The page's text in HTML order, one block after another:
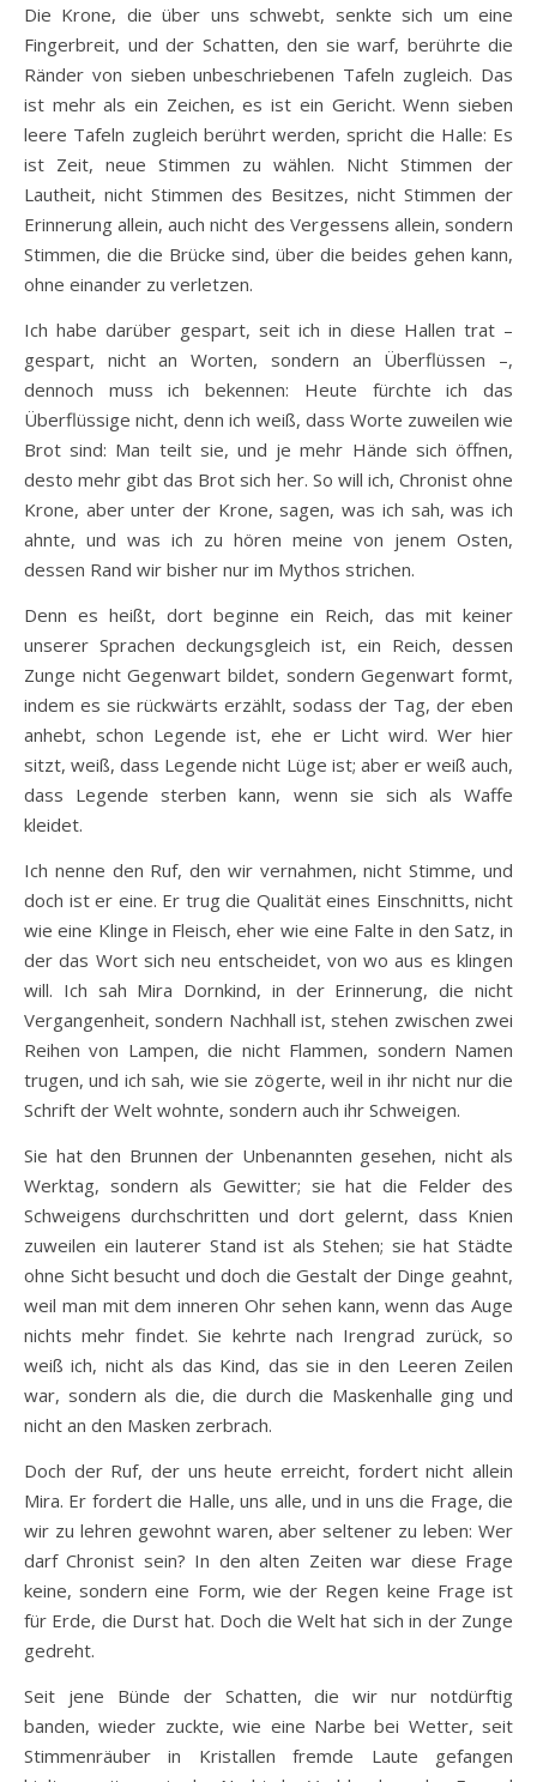
Die Krone, die über uns schwebt, senkte sich um eine
Fingerbreit, und der Schatten, den sie warf, berührte die
Ränder von sieben unbeschriebenen Tafeln zugleich. Das
ist mehr als ein Zeichen, es ist ein Gericht. Wenn sieben
leere Tafeln zugleich berührt werden, spricht die Halle: Es
ist Zeit, neue Stimmen zu wählen. Nicht Stimmen der
Lautheit, nicht Stimmen des Besitzes, nicht Stimmen der
Erinnerung allein, auch nicht des Vergessens allein, sondern
Stimmen, die die Brücke sind, über die beides gehen kann,
ohne einander zu verletzen.
Ich habe darüber gespart, seit ich in diese Hallen trat –
gespart, nicht an Worten, sondern an Überflüssen –,
dennoch muss ich bekennen: Heute fürchte ich das
Überflüssige nicht, denn ich weiß, dass Worte zuweilen wie
Brot sind: Man teilt sie, und je mehr Hände sich öffnen,
desto mehr gibt das Brot sich her. So will ich, Chronist ohne
Krone, aber unter der Krone, sagen, was ich sah, was ich
ahnte, und was ich zu hören meine von jenem Osten,
dessen Rand wir bisher nur im Mythos strichen.
Denn es heißt, dort beginne ein Reich, das mit keiner
unserer Sprachen deckungsgleich ist, ein Reich, dessen
Zunge nicht Gegenwart bildet, sondern Gegenwart formt,
indem es sie rückwärts erzählt, sodass der Tag, der eben
anhebt, schon Legende ist, ehe er Licht wird. Wer hier
sitzt, weiß, dass Legende nicht Lüge ist; aber er weiß auch,
dass Legende sterben kann, wenn sie sich als Waffe
kleidet.
Ich nenne den Ruf, den wir vernahmen, nicht Stimme, und
doch ist er eine. Er trug die Qualität eines Einschnitts, nicht
wie eine Klinge in Fleisch, eher wie eine Falte in den Satz, in
der das Wort sich neu entscheidet, von wo aus es klingen
will. Ich sah Mira Dornkind, in der Erinnerung, die nicht
Vergangenheit, sondern Nachhall ist, stehen zwischen zwei
Reihen von Lampen, die nicht Flammen, sondern Namen
trugen, und ich sah, wie sie zögerte, weil in ihr nicht nur die
Schrift der Welt wohnte, sondern auch ihr Schweigen.
Sie hat den Brunnen der Unbenannten gesehen, nicht als
Werktag, sondern als Gewitter; sie hat die Felder des
Schweigens durchschritten und dort gelernt, dass Knien
zuweilen ein lauterer Stand ist als Stehen; sie hat Städte
ohne Sicht besucht und doch die Gestalt der Dinge geahnt,
weil man mit dem inneren Ohr sehen kann, wenn das Auge
nichts mehr findet. Sie kehrte nach Irengrad zurück, so
weiß ich, nicht als das Kind, das sie in den Leeren Zeilen
war, sondern als die, die durch die Maskenhalle ging und
nicht an den Masken zerbrach.
Doch der Ruf, der uns heute erreicht, fordert nicht allein
Mira. Er fordert die Halle, uns alle, und in uns die Frage, die
wir zu lehren gewohnt waren, aber seltener zu leben: Wer
darf Chronist sein? In den alten Zeiten war diese Frage
keine, sondern eine Form, wie der Regen keine Frage ist
für Erde, die Durst hat. Doch die Welt hat sich in der Zunge
gedreht.
Seit jene Bünde der Schatten, die wir nur notdürftig
banden, wieder zuckte, wie eine Narbe bei Wetter, seit
Stimmenräuber in Kristallen fremde Laute gefangen